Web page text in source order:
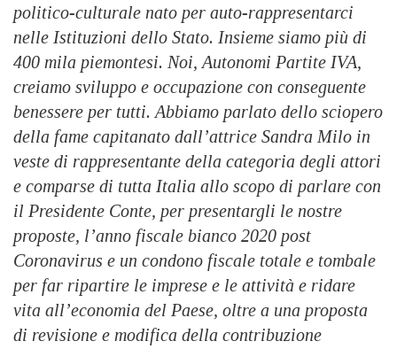
politico-culturale nato per auto-rappresentarci
nelle Istituzioni dello Stato. Insieme siamo più di
400 mila piemontesi. Noi, Autonomi Partite IVA,
creiamo sviluppo e occupazione con conseguente
benessere per tutti. Abbiamo parlato dello sciopero
della fame capitanato dall’attrice Sandra Milo in
veste di rappresentante della categoria degli attori
e comparse di tutta Italia allo scopo di parlare con
il Presidente Conte, per presentargli le nostre
proposte, l’anno fiscale bianco 2020 post
Coronavirus e un condono fiscale totale e tombale
per far ripartire le imprese e le attività e ridare
vita all’economia del Paese, oltre a una proposta
di revisione e modifica della contribuzione